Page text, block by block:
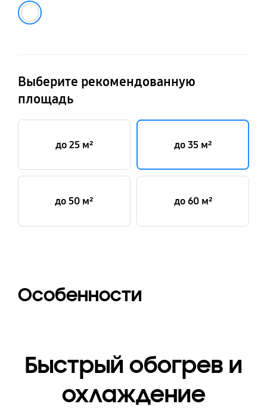
Выберите рекомендованную
площадь
до 25 м² до 35 м²
до 50 м² до 60 м²
Особенности
Быстрый обогрев и
охлаждение